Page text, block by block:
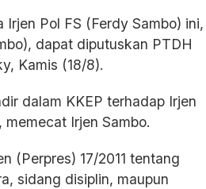
Pol FS (Ferdy Sambo) ini,
dapat diputuskan PTDH
Kamis (18/8).
dalam KKEP terhadap Irjen
Irjen Sambo.
(Perpres) 17/2011 tentang
sidang disiplin, maupun